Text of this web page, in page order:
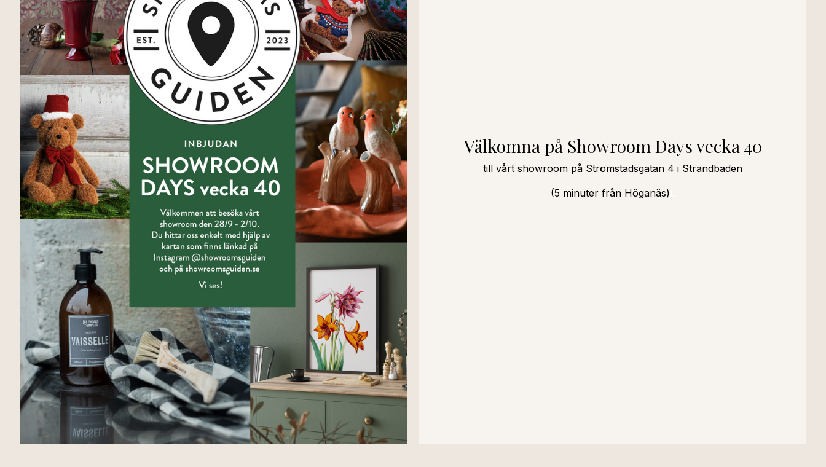
Välkomna på Showroom Days vecka 40
till vårt showroom på Strömstadsgatan 4 i Strandbaden
(5 minuter från Höganäs)